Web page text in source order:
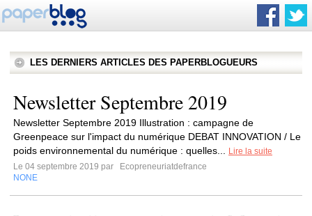
LES DERNIERS ARTICLES DES PAPERBLOGUEURS
Newsletter Septembre 2019
Newsletter Septembre 2019 Illustration : campagne de
Greenpeace sur l'impact du numérique DEBAT INNOVATION / Le
poids environnemental du numérique : quelles...
Lire la suite
Le 04 septembre 2019 par
Ecopreneuriatdefrance
NONE